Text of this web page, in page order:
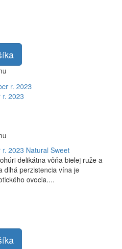
r. 2023
r. 2023 Natural Sweet
delikátna vôňa bielej ruže a
dlhá perzistencia vína je
ovocia....